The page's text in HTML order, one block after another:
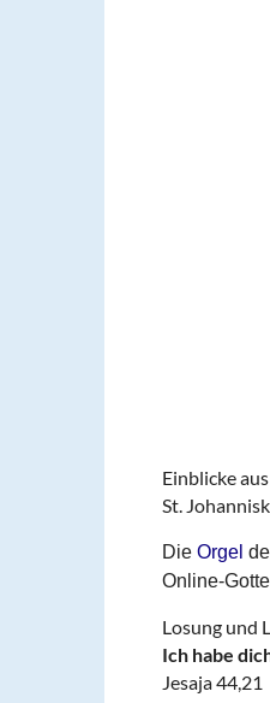
Einblicke
St.
Die Orgel
Online-
Losung und
Ich habe
Jesaja 44,21